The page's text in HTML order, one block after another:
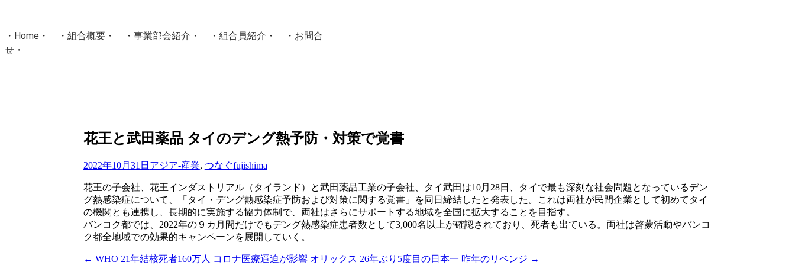
・ Home ・ ・ 組合概要 ・ ・ 事業部会紹介 ・ ・ 組合員紹介 ・ ・ お問合
せ ・
Masters組合員ログイン花王と武田薬品 タイのデング熱予防・対策で覚書
2022年10月31日 アジア-産業, つなぐfujishima
花王の子会社、花王インダストリアル（タイランド）と武田薬品工業の子会社、タイ武田は10月28日、タイで最も深刻な社会問題となっているデン
グ熱感染症について、「タイ・デング熱感染症予防および対策に関する覚書」を同日締結したと発表した。これは両社が民間企業として初めてタイ
の機関とも連携し、長期的に実施する協力体制で、両社はさらにサポートする地域を全国に拡大することを目指す。
バンコク都では、2022年の９カ月間だけでもデング熱感染症患者数として3,000名以上が確認されており、死者も出ている。両社は啓蒙活動やバンコ
ク都全地域での効果的キャンペーンを展開していく。
← WHO 21年結核死者160万人 コロナ医療逼迫が影響 オリックス 26年ぶり5度目の日本一 昨年のリベンジ →